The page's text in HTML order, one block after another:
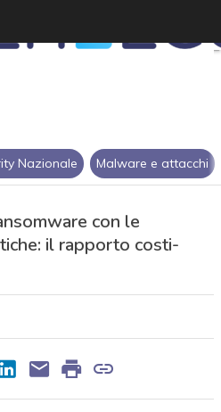
Nazionale Malware e attacchi
con le
il rapporto costi-